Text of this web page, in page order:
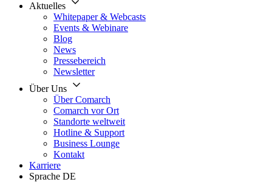
Aktuelles
Whitepaper & Webcasts
Events & Webinare
Blog
News
Pressebereich
Newsletter
Über Uns
Über Comarch
Comarch vor Ort
Standorte weltweit
Hotline & Support
Business Lounge
Kontakt
Karriere
Sprache DE